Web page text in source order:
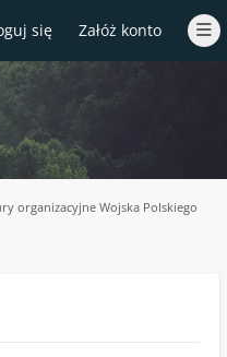
się Załóż konto
organizacyjne Wojska Polskiego